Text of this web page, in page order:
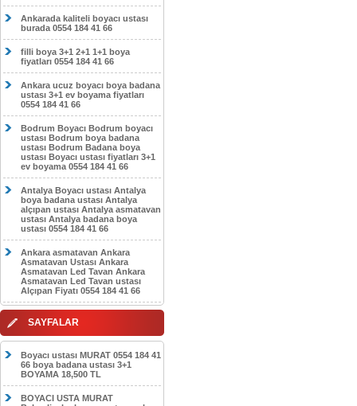
Ankarada kaliteli boyacı ustası
burada 0554 184 41 66
filli boya 3+1 2+1 1+1 boya
fiyatları 0554 184 41 66
Ankara ucuz boyacı boya badana
ustası 3+1 ev boyama fiyatları
0554 184 41 66
Bodrum Boyacı Bodrum boyacı
ustası Bodrum boya badana
ustası Bodrum Badana boya
ustası Boyacı ustası fiyatları 3+1
ev boyama 0554 184 41 66
Antalya Boyacı ustası Antalya
boya badana ustası Antalya
alçıpan ustası Antalya asmatavan
ustası Antalya badana boya
ustası 0554 184 41 66
Ankara asmatavan Ankara
Asmatavan Ustası Ankara
Asmatavan Led Tavan Ankara
Asmatavan Led Tavan ustası
Alçıpan Fiyatı 0554 184 41 66
SAYFALAR
Boyacı ustası MURAT 0554 184 41
66 boya badana ustası 3+1
BOYAMA 18,500 TL
BOYACI USTA MURAT